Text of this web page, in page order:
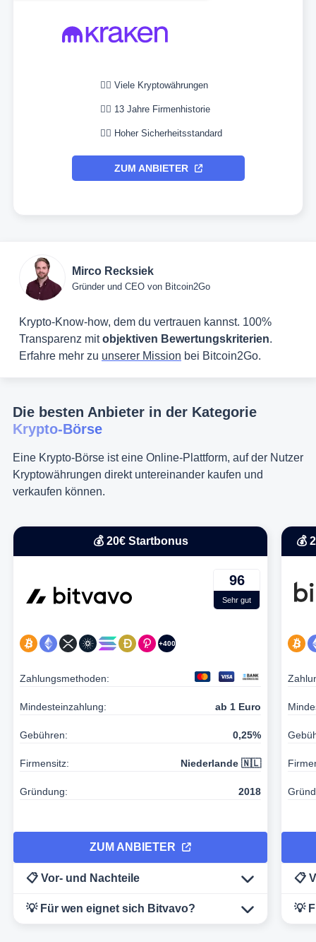
👉🏼 Viele Kryptowährungen
👉🏼 13 Jahre Firmenhistorie
👉🏼 Hoher Sicherheitsstandard
ZUM ANBIETER
Mirco Recksiek
Gründer und CEO von Bitcoin2Go
Krypto-Know-how, dem du vertrauen kannst. 100%
Transparenz mitobjektiven Bewertungskriterien.
Erfahre mehr zu unserer Mission bei Bitcoin2Go.
Die besten Anbieter in der Kategorie
Krypto-Börse
Eine Krypto-Börse ist eine Online-Plattform, auf der Nutzer
Kryptowährungen direkt untereinander kaufen und
verkaufen können.
💰 20€ Startbonus
96
Sehr gut
+400
Zahlungsmethoden:
Mindesteinzahlung: ab 1 Euro
Gebühren: 0,25%
Firmensitz: Niederlande 🇳🇱
Gründung: 2018
ZUM ANBIETER
📋 Vor- und Nachteile
💡 Für wen eignet sich Bitvavo?
💰
📋
💡